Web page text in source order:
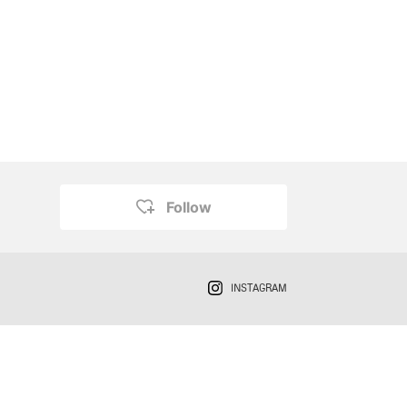
Follow
INSTAGRAM